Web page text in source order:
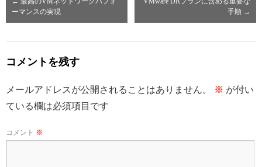
ーマンスの実現
手順 →
コメントを残す
メールアドレスが公開されることはありません。 ※ が付い
ている欄は必須項目です
コメント ※